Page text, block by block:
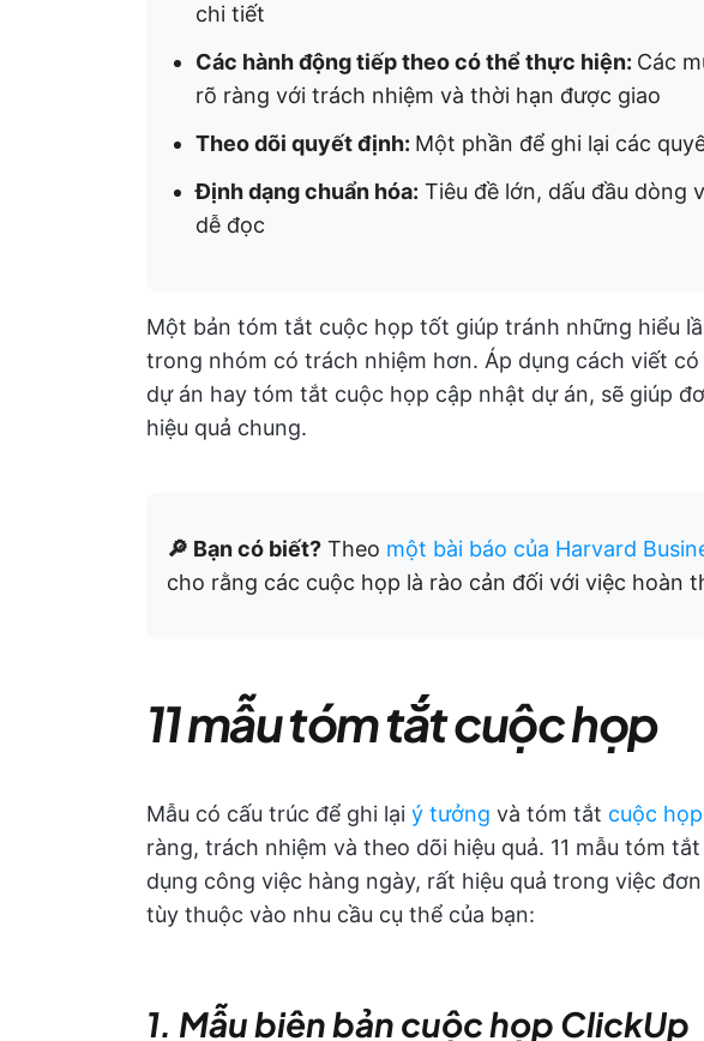
chi tiết
Các hành động tiếp theo có thể thực hiện: Các
rõ ràng với trách nhiệm và thời hạn được giao
Theo dõi quyết định: Một phần để ghi lại các
Định dạng chuẩn hóa: Tiêu đề lớn, dấu đầu dòng
dễ đọc
Một bản tóm tắt cuộc họp tốt giúp tránh những hiểu
trong nhóm có trách nhiệm hơn. Áp dụng cách viết
dự án hay tóm tắt cuộc họp cập nhật dự án, sẽ giúp
hiệu quả chung.
🔎 Bạn có biết? Theo một bài báo của Harvard
cho rằng các cuộc họp là rào cản đối với việc hoàn
11 mẫu tóm tắt cuộc họp
Mẫu có cấu trúc để ghi lại ý tưởng và tóm tắt cuộc
ràng, trách nhiệm và theo dõi hiệu quả. 11 mẫu tóm
dụng công việc hàng ngày, rất hiệu quả trong việc
tùy thuộc vào nhu cầu cụ thể của bạn:
1. Mẫu biên bản cuộc họp ClickUp